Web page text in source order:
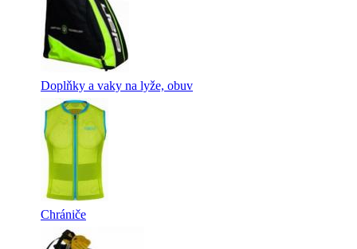
Doplňky a vaky na lyže, obuv
Chrániče